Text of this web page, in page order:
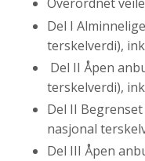
Del I
terskelverdi),
Del II Åpen
terskelverdi),
Del II
nasjonal
Del III Åpen